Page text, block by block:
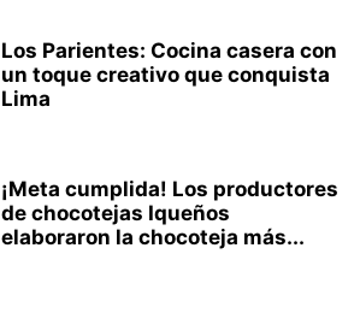
Los Parientes: Cocina casera con
un toque creativo que conquista
Lima
¡Meta cumplida! Los productores
de chocotejas Iqueños
elaboraron la chocoteja más...